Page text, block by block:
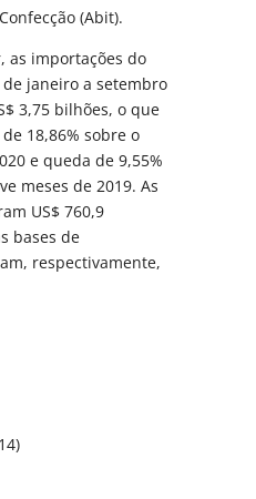
(Abit).
as importações do
janeiro a setembro
3,75 bilhões, o que
18,86% sobre o
e queda de 9,55%
meses de 2019. As
US$ 760,9
bases de
respectivamente,